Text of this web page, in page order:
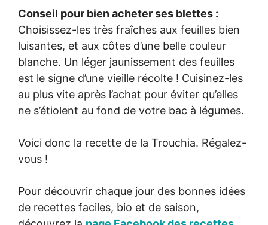
Conseil pour bien acheter ses blettes :
Choisissez-les très fraîches aux feuilles bien
luisantes, et aux côtes d’une belle couleur
blanche. Un léger jaunissement des feuilles
est le signe d’une vieille récolte ! Cuisinez-les
au plus vite après l’achat pour éviter qu’elles
ne s’étiolent au fond de votre bac à légumes.
Voici donc la recette de la Trouchia. Régalez-
vous !
Pour découvrir chaque jour des bonnes idées
de recettes faciles, bio et de saison,